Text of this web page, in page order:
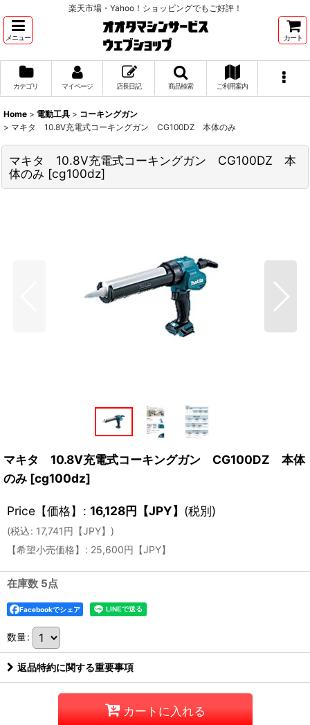
楽天市場・Yahoo！ショッピングでもご好評！
メニュー カート
カテゴリ マイページ 店長日記 商品検索 ご利用案内
Home > 電動工具 > コーキングガン
> マキタ 10.8V充電式コーキングガン CG100DZ 本体のみ
マキタ 10.8V充電式コーキングガン CG100DZ 本
体のみ [cg100dz]
マキタ 10.8V充電式コーキングガン CG100DZ 本体
のみ [cg100dz]
Price【価格】 : 16,128円【JPY】 (税別)
(税込: 17,741 円【JPY】 )
【希望小売価格】
: 25,600円【JPY】
在庫数 5点
Facebookでシェア
数量:
返品特約に関する重要事項
カートに入れる